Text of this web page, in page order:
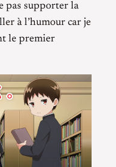
pas supporter la
à l’humour car je
le premier